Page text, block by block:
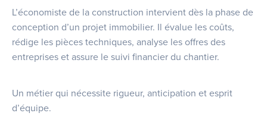
L’économiste de la construction intervient dès la phase de
conception d’un projet immobilier. Il évalue les coûts,
rédige les pièces techniques, analyse les offres des
entreprises et assure le suivi financier du chantier.
Un métier qui nécessite rigueur, anticipation et esprit
d’équipe.